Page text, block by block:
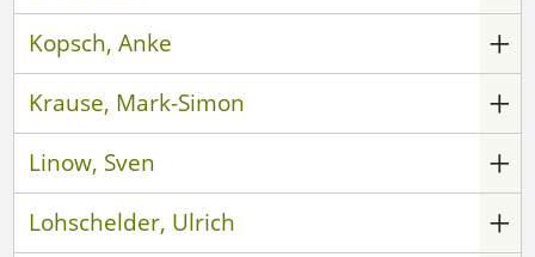
Kopsch, Anke
Krause, Mark-Simon
Linow, Sven
Lohschelder, Ulrich